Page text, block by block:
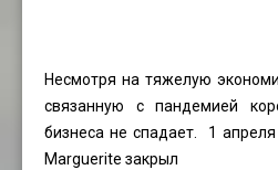
Несмотря на тяжелую
связанную с пандемией
бизнеса не спадает. 1
Marguerite закрыл